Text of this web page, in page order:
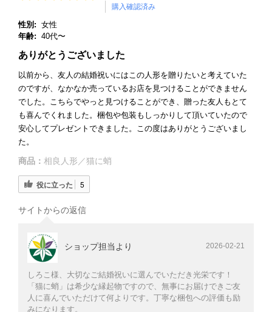
購入確認済み
性別: 女性
年齢: 40代〜
ありがとうございました
以前から、友人の結婚祝いにはこの人形を贈りたいと考えていた
のですが、なかなか売っているお店を見つけることができません
でした。こちらでやっと見つけることができ、贈った友人もとて
も喜んでくれました。梱包や包装もしっかりして頂いていたので
安心してプレゼントできました。この度はありがとうございまし
た。
商品： 相良人形／猫に蛸
役に立った 5
サイトからの返信
ショップ担当より 2026-02-21
しろこ様、大切なご結婚祝いに選んでいただき光栄です！
「猫に蛸」は希少な縁起物ですので、無事にお届けできご友
人に喜んでいただけて何よりです。丁寧な梱包への評価も励
みになります。